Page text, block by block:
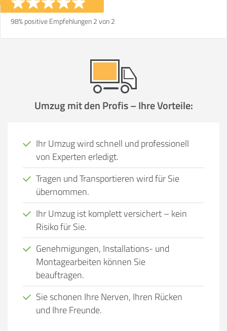
98% positive Empfehlungen 2 von 2
Umzug mit den Profis – Ihre Vorteile:
Ihr Umzug wird schnell und professionell
von Experten erledigt.
Tragen und Transportieren wird für Sie
übernommen.
Ihr Umzug ist komplett versichert – kein
Risiko für Sie.
Genehmigungen, Installations- und
Montagearbeiten können Sie
beauftragen.
Sie schonen Ihre Nerven, Ihren Rücken
und Ihre Freunde.